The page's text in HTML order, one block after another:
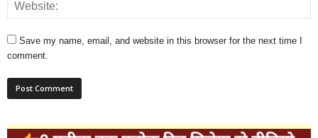
Save my name, email, and website in this browser for the next time I
comment.